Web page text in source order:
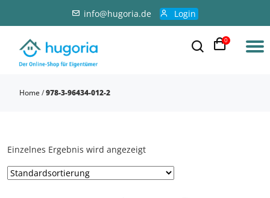
info@hugoria.de Login
0
Home /978-3-96434-012-2
Einzelnes Ergebnis wird angezeigt